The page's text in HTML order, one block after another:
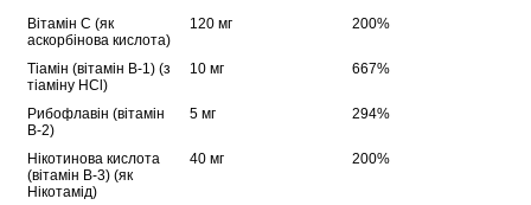
Вітамін С (як
аскорбінова кислота)
120 мг 200%
Тіамін (вітамін В-1) (з
тіаміну HCl)
10 мг 667%
Рибофлавін (вітамін
В-2)
5 мг 294%
Нікотинова кислота
(вітамін В-3) (як
Нікотамід)
40 мг 200%